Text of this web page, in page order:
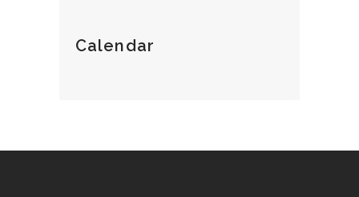
BESTELLENCalendar